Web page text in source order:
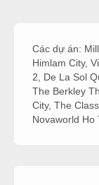
Các dự án:
Himlam City,
2, De La Sol
The Berkley
City, The
Novaworld Ho